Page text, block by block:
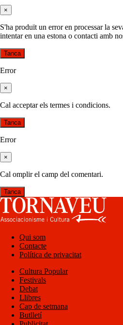
×
S'ha produït un error en processar la
intentar en una estona o contacti amb
Tanca
Error
×
Cal acceptar els termes i condicions.
Tanca
Error
×
Cal omplir el camp del comentari.
Tanca
Qui som
Contacte
Política de privacitat
Cultura Popular
Festivals
Debat
Llibres
Cap de setmana
Butlletí